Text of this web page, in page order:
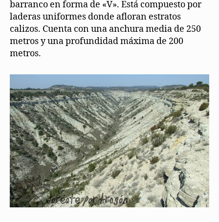
barranco en forma de «V». Está compuesto por
laderas uniformes donde afloran estratos
calizos. Cuenta con una anchura media de 250
metros y una profundidad máxima de 200
metros.